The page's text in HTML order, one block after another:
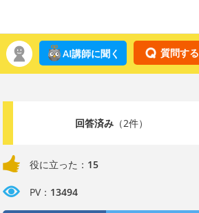
質問する
AI講師に聞く
回答済み（2件）
役に立った： 15
PV： 13494